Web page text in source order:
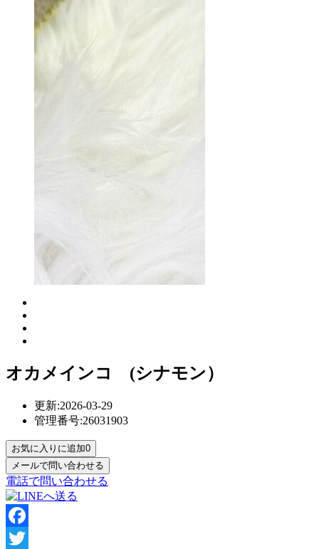
オカメインコ (シナモン）
更新:2026-03-29
管理番号:26031903
お気に入りに追加0
電話で問い合わせる
Facebook